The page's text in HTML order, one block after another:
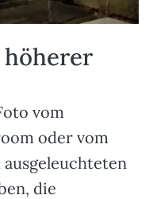
vom
oder vom
die